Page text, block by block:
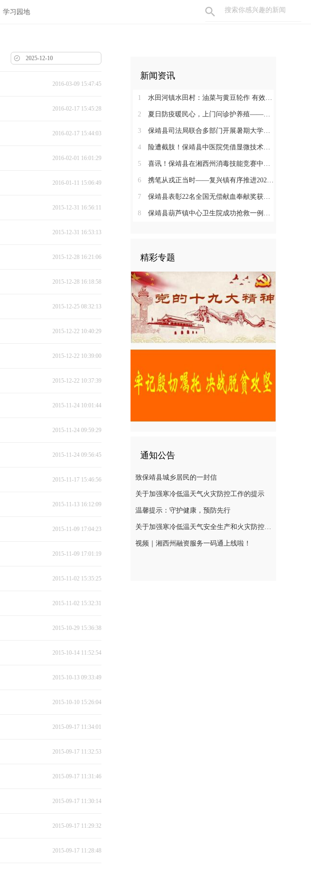
学习园地
2016-03-09 15:47:45
2016-02-17 15:45:28
2016-02-17 15:44:03
2016-02-01 16:01:29
2016-01-11 15:06:49
2015-12-31 16:56:11
2015-12-31 16:53:13
2015-12-28 16:21:06
2015-12-28 16:18:58
2015-12-25 08:32:13
2015-12-22 10:40:29
2015-12-22 10:39:00
2015-12-22 10:37:39
2015-11-24 10:01:44
2015-11-24 09:59:29
2015-11-24 09:56:45
2015-11-17 15:46:56
2015-11-13 16:12:09
2015-11-09 17:04:23
2015-11-09 17:01:19
2015-11-02 15:35:25
2015-11-02 15:32:31
2015-10-29 15:36:38
2015-10-14 11:52:54
2015-10-13 09:33:49
2015-10-10 15:26:04
2015-09-17 11:34:01
2015-09-17 11:32:53
2015-09-17 11:31:46
2015-09-17 11:30:14
2015-09-17 11:29:32
2015-09-17 11:28:48
新闻资讯
1 水田河镇水田村：油菜与黄豆轮作 有效助农增收
2 夏日防疫暖民心，上门问诊护养殖——保靖县葫芦镇开展畜禽防疫服务
3 保靖县司法局联合多部门开展暑期大学生志愿者送法护童活动
4 险遭截肢！保靖县中医院凭借显微技术攻坚克难，为重度右手毁损伤患者保全手部核心功能
5 喜讯！保靖县在湘西州消毒技能竞赛中获佳绩
6 携笔从戎正当时——复兴镇有序推进2026年夏秋季征兵初审初检工作
7 保靖县表彰22名全国无偿献血奉献奖获得者
8 保靖县葫芦镇中心卫生院成功抢救一例急性高危胰腺炎急症患者
精彩专题
通知公告
致保靖县城乡居民的一封信
关于加强寒冷低温天气火灾防控工作的提示
温馨提示：守护健康，预防先行
关于加强寒冷低温天气安全生产和火灾防控工作的提示
视频｜湘西州融资服务一码通上线啦！